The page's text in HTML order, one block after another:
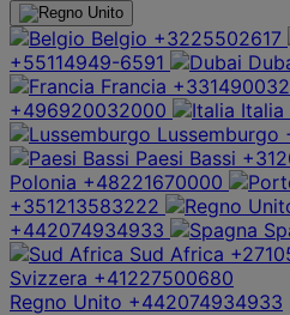
Belgio +3225502617
+55114949-6591
Francia
+496920032000
Italia
Lussemburgo
Paesi Bassi
Polonia +48221670000
+351213583222
+442074934933
Sud Africa
Svizzera +41227500680
Regno Unito +442074934933